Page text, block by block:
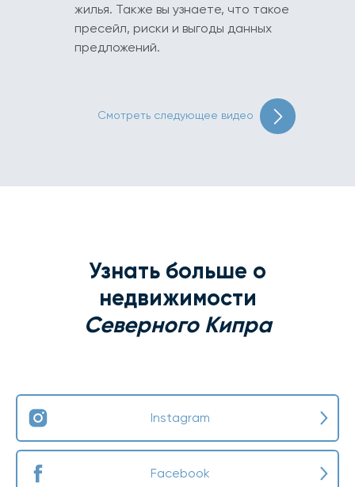
жилья. Также вы узнаете, что такое
пресейл, риски и выгоды данных
предложений.
Смотреть следующее видео
Узнать больше о
недвижимости
Северного Кипра
Instagram
Facebook